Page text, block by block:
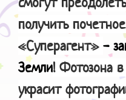
получить
«Суперагент» -
Земли! Фотозона
украсит